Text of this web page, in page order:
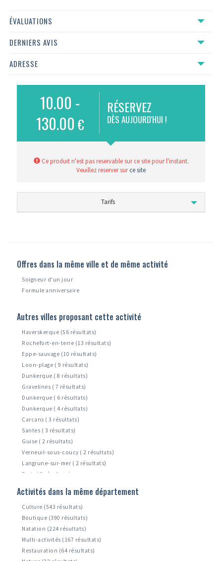
ÉVALUATIONS
DERNIERS AVIS
ADRESSE
10.00 -
130.00 €
RÉSERVEZ
DÈS AUJOURD'HUI !
Ce produit n'est pas reservable sur ce site pour l'instant.
Veuillez reserver surce site
Tarifs
Offres dans la même ville et de même activité
Soigneur d'un jour
Formule anniversaire
Autres villes proposant cette activité
Haverskerque (56 résultats)
Rochefort-en-terre (13 résultats)
Eppe-sauvage (10 résultats)
Loon-plage ( 9 résultats)
Dunkerque ( 8 résultats)
Gravelines ( 7 résultats)
Dunkerque ( 6 résultats)
Dunkerque ( 4 résultats)
Carcans ( 3 résultats)
Santes ( 3 résultats)
Guise ( 2 résultats)
Verneuil-sous-coucy ( 2 résultats)
Langrune-sur-mer ( 2 résultats)
Paris ( 2 résultats)
Leffrinckoucke ( 1 résultats)
Activités dans la même département
Culture (543 résultats)
Boutique (390 résultats)
Natation (224 résultats)
Multi-activités (167 résultats)
Restauration (64 résultats)